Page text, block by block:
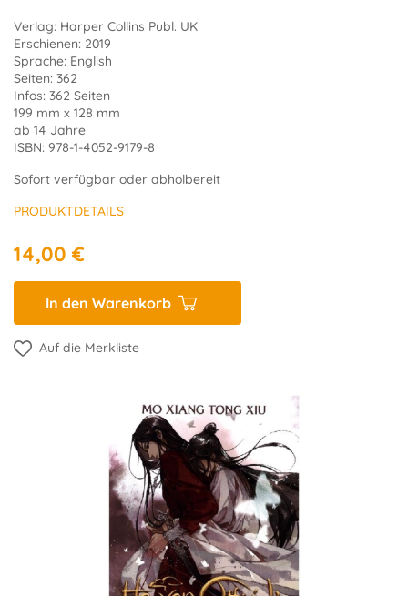
Verlag: Harper Collins Publ. UK
Erschienen: 2019
Sprache: English
Seiten: 362
Infos: 362 Seiten
199 mm x 128 mm
ab 14 Jahre
ISBN: 978-1-4052-9179-8
Sofort verfügbar oder abholbereit
PRODUKTDETAILS
14,00 €
In den Warenkorb
Auf die Merkliste